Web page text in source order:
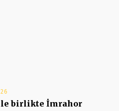
birlikte İmrahor